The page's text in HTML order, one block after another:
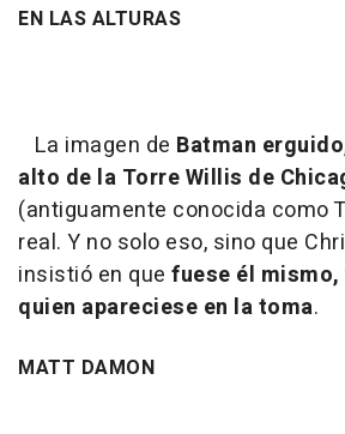
EN LAS ALTURAS
La imagen de Batman
alto de la Torre Willis de
(antiguamente conocida como
real. Y no solo eso, sino que
insistió en que fuese él mismo,
quien apareciese en la toma.
MATT DAMON